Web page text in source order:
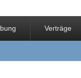
Verträge